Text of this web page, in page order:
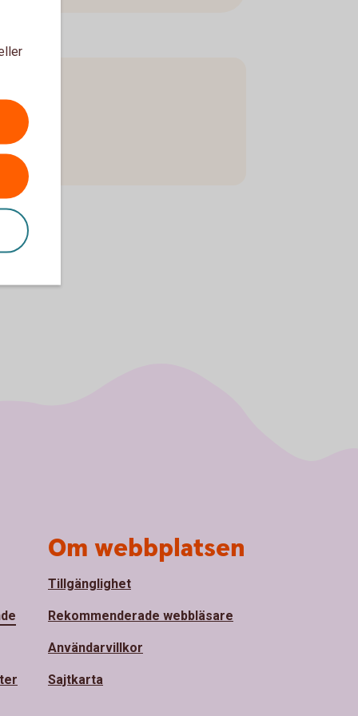
(pdf)
(pdf)
Om webbplatsen
Tillgänglighet
Rekommenderade webbläsare
Användarvillkor
Sajtkarta